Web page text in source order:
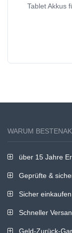
Tablet Akkus
WARUM
über 15 Jahre
Geprüfte &
Sicher
Schneller
Geld-Zurück-